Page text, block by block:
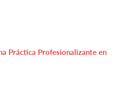
Práctica Profesionalizante en